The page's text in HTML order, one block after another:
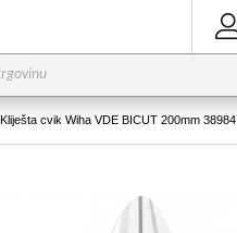
Kliješta cvik Wiha VDE BICUT 200mm 38984